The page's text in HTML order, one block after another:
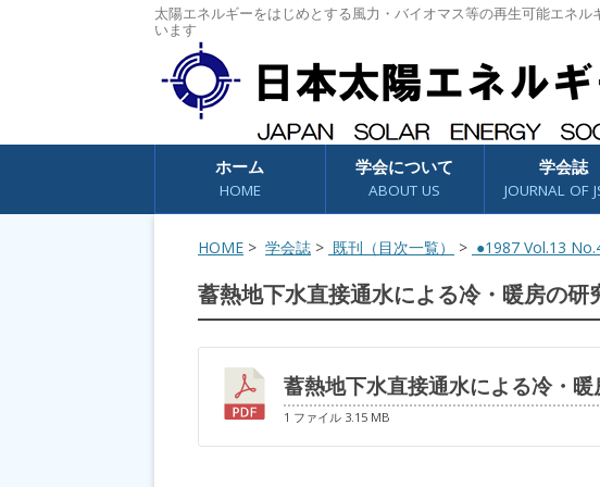
太陽エネルギーをはじめとする風力・バイオマス等の再生可能エネ
います
コンテンツへスキップ
ホーム
HOME
学会について
ABOUT US
学会誌
JOURNAL OF
HOME > 学会誌 > 既刊（目次一覧） > ●1987 Vol.13
蓄熱地下水直接通水による冷・暖房の
蓄熱地下水直接通水による冷・暖
1 ファイル 3.15 MB